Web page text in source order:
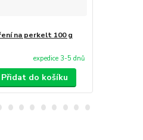
na perkelt 100 g
expedice 3-5 dnů
Přidat do košíku